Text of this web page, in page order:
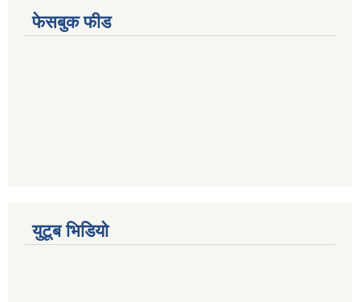
फेसबुक फीड
युटूब भिडियो